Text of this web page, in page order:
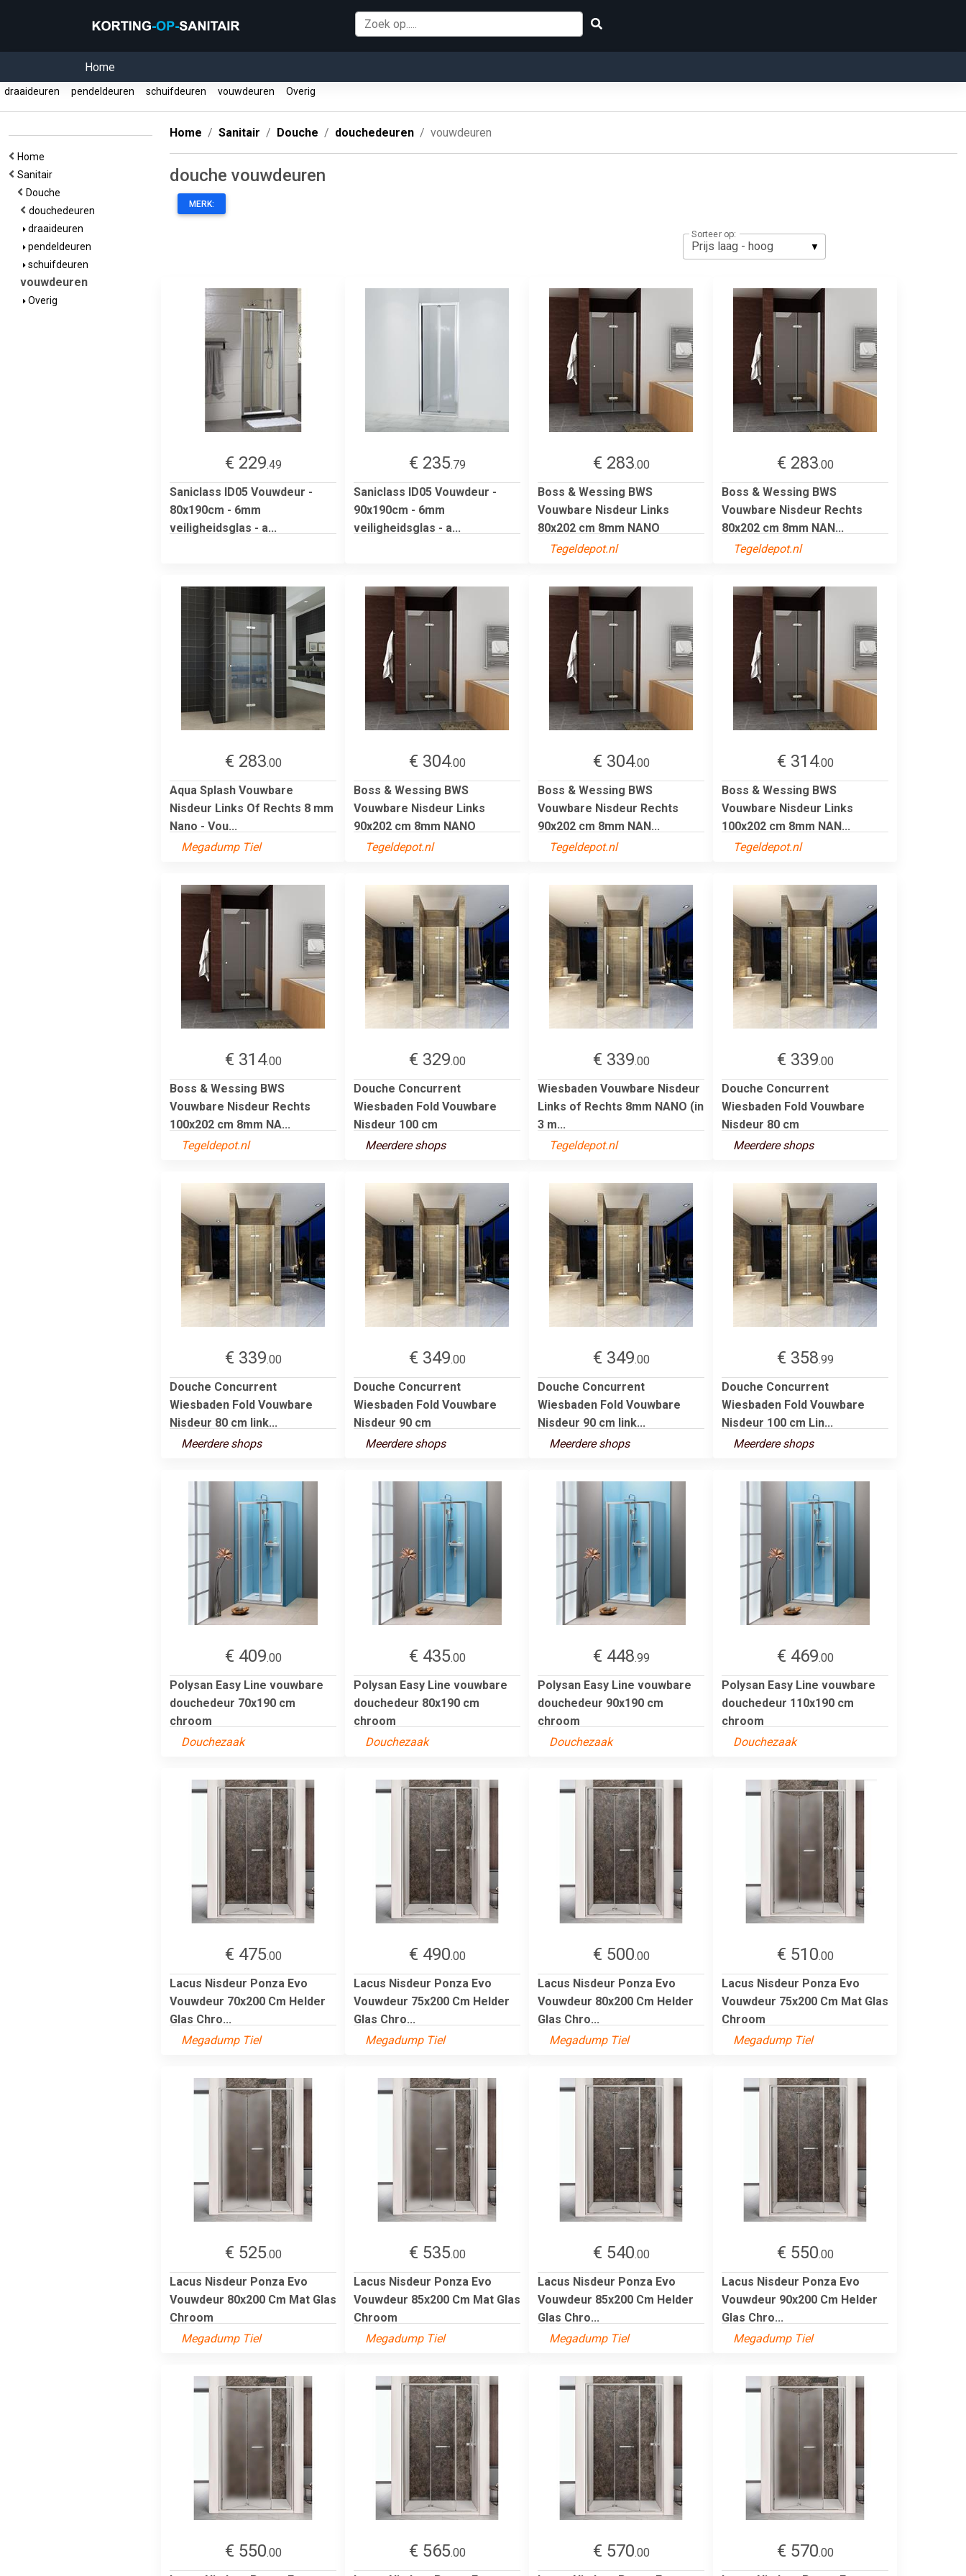
Home
draaideuren pendeldeuren schuifdeuren vouwdeuren Overig
Home
Sanitair
Douche
douchedeuren
draaideuren
pendeldeuren
schuifdeuren
vouwdeuren
Overig
Home Sanitair Douche douchedeuren vouwdeuren
douche vouwdeuren
MERK:
Sorteer op:
€ 229.49
Saniclass ID05 Vouwdeur -
80x190cm - 6mm
veiligheidsglas - a...
€ 235.79
Saniclass ID05 Vouwdeur -
90x190cm - 6mm
veiligheidsglas - a...
€ 283.00
Boss & Wessing BWS
Vouwbare Nisdeur Links
80x202 cm 8mm NANO
Tegeldepot.nl
€ 283.00
Boss & Wessing BWS
Vouwbare Nisdeur Rechts
80x202 cm 8mm NAN...
Tegeldepot.nl
€ 283.00
Aqua Splash Vouwbare
Nisdeur Links Of Rechts 8 mm
Nano - Vou...
Megadump Tiel
€ 304.00
Boss & Wessing BWS
Vouwbare Nisdeur Links
90x202 cm 8mm NANO
Tegeldepot.nl
€ 304.00
Boss & Wessing BWS
Vouwbare Nisdeur Rechts
90x202 cm 8mm NAN...
Tegeldepot.nl
€ 314.00
Boss & Wessing BWS
Vouwbare Nisdeur Links
100x202 cm 8mm NAN...
Tegeldepot.nl
€ 314.00
Boss & Wessing BWS
Vouwbare Nisdeur Rechts
100x202 cm 8mm NA...
Tegeldepot.nl
€ 329.00
Douche Concurrent
Wiesbaden Fold Vouwbare
Nisdeur 100 cm
Meerdere shops
€ 339.00
Wiesbaden Vouwbare Nisdeur
Links of Rechts 8mm NANO (in
3 m...
Tegeldepot.nl
€ 339.00
Douche Concurrent
Wiesbaden Fold Vouwbare
Nisdeur 80 cm
Meerdere shops
€ 339.00
Douche Concurrent
Wiesbaden Fold Vouwbare
Nisdeur 80 cm link...
Meerdere shops
€ 349.00
Douche Concurrent
Wiesbaden Fold Vouwbare
Nisdeur 90 cm
Meerdere shops
€ 349.00
Douche Concurrent
Wiesbaden Fold Vouwbare
Nisdeur 90 cm link...
Meerdere shops
€ 358.99
Douche Concurrent
Wiesbaden Fold Vouwbare
Nisdeur 100 cm Lin...
Meerdere shops
€ 409.00
Polysan Easy Line vouwbare
douchedeur 70x190 cm
chroom
Douchezaak
€ 435.00
Polysan Easy Line vouwbare
douchedeur 80x190 cm
chroom
Douchezaak
€ 448.99
Polysan Easy Line vouwbare
douchedeur 90x190 cm
chroom
Douchezaak
€ 469.00
Polysan Easy Line vouwbare
douchedeur 110x190 cm
chroom
Douchezaak
€ 475.00
Lacus Nisdeur Ponza Evo
Vouwdeur 70x200 Cm Helder
Glas Chro...
Megadump Tiel
€ 490.00
Lacus Nisdeur Ponza Evo
Vouwdeur 75x200 Cm Helder
Glas Chro...
Megadump Tiel
€ 500.00
Lacus Nisdeur Ponza Evo
Vouwdeur 80x200 Cm Helder
Glas Chro...
Megadump Tiel
€ 510.00
Lacus Nisdeur Ponza Evo
Vouwdeur 75x200 Cm Mat Glas
Chroom
Megadump Tiel
€ 525.00
Lacus Nisdeur Ponza Evo
Vouwdeur 80x200 Cm Mat Glas
Chroom
Megadump Tiel
€ 535.00
Lacus Nisdeur Ponza Evo
Vouwdeur 85x200 Cm Mat Glas
Chroom
Megadump Tiel
€ 540.00
Lacus Nisdeur Ponza Evo
Vouwdeur 85x200 Cm Helder
Glas Chro...
Megadump Tiel
€ 550.00
Lacus Nisdeur Ponza Evo
Vouwdeur 90x200 Cm Helder
Glas Chro...
Megadump Tiel
€ 550.00
€ 565.00
€ 570.00
€ 570.00